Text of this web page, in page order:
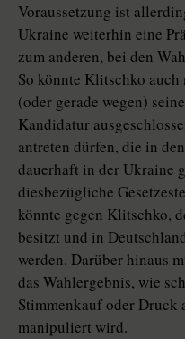
Voraussetzung ist
Ukraine weiterhin eine
zum anderen, bei den
So könnte Klitschko
(oder gerade wegen)
Kandidatur
antreten dürfen, die in
dauerhaft in der Ukraine
diesbezügliche
könnte gegen Klitschko,
besitzt und in
werden. Darüber hinaus
das Wahlergebnis, wie
Stimmenkauf oder
manipuliert wird.